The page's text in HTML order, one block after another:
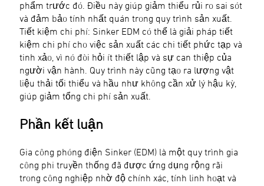
phẩm trước đó. Điều này giúp giảm thiểu rủi ro sai sót
và đảm bảo tính nhất quán trong quy trình sản xuất.
Tiết kiệm chi phí: Sinker EDM có thể là giải pháp tiết
kiệm chi phí cho việc sản xuất các chi tiết phức tạp và
tinh xảo, vì nó đòi hỏi ít thiết lập và sự can thiệp của
người vận hành. Quy trình này cũng tạo ra lượng vật
liệu thải tối thiểu và hầu như không cần xử lý hậu kỳ,
giúp giảm tổng chi phí sản xuất.
Phần kết luận
Gia công phóng điện Sinker (EDM) là một quy trình gia
công phi truyền thống đã được ứng dụng rộng rãi
trong công nghiệp nhờ độ chính xác, tính linh hoạt và